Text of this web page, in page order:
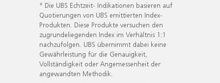
* Die UBS Echtzeit- Indikationen basieren auf
Quotierungen von UBS emittierten Index-
Produkten. Diese Produkte versuchen den
zugrundeliegenden Index im Verhältnis 1:1
nachzufolgen. UBS übernimmt dabei keine
Gewährleistung für die Genauigkeit,
Vollständigkeit oder Angemessenheit der
angewandten Methodik.